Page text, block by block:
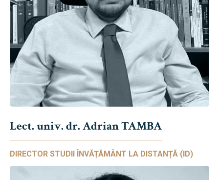
Lect. univ. dr. Adrian TAMBA
DIRECTOR STUDII ÎNVĂȚĂMÂNT LA DISTANȚĂ (ID)